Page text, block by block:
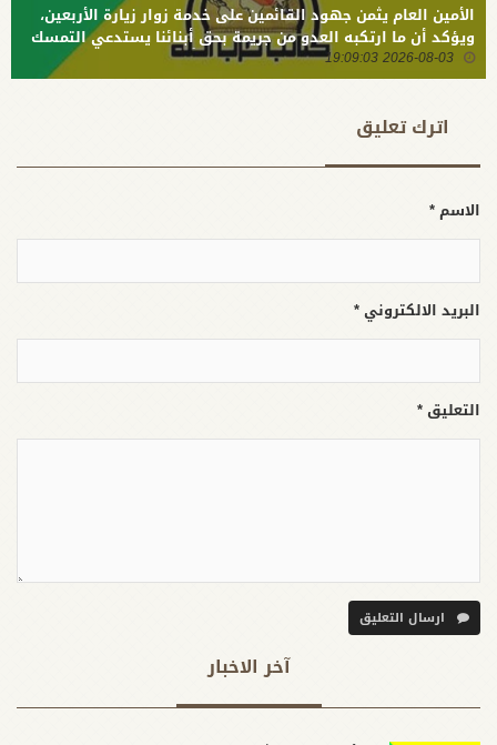
الأمين العام يثمن جهود القائمين على خدمة زوار زيارة الأربعين،
ويؤكد أن ما ارتكبه العدو من جريمة بحق أبنائنا يستدعي التمسك
بالسلاح وتطويره لردع كل من يريد بنا شراً
2026-08-03 19:09:03
اترك تعلیق
الاسم *
البريد الالكتروني *
التعليق *
ارسال التعليق
آخر الاخبار